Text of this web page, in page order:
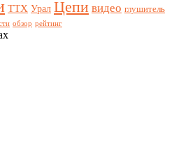
ТТХ Урал Цепи видео глушитель
обзор рейтинг